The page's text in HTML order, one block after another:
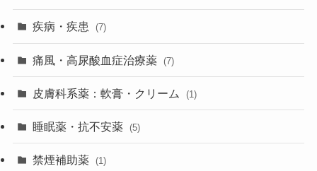
疾病・疾患 (7)
痛風・高尿酸血症治療薬 (7)
皮膚科系薬：軟膏・クリーム (1)
睡眠薬・抗不安薬 (5)
禁煙補助薬 (1)